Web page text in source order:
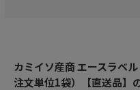
カミイソ産商 エースラベ
注文単位1袋）【直送品】